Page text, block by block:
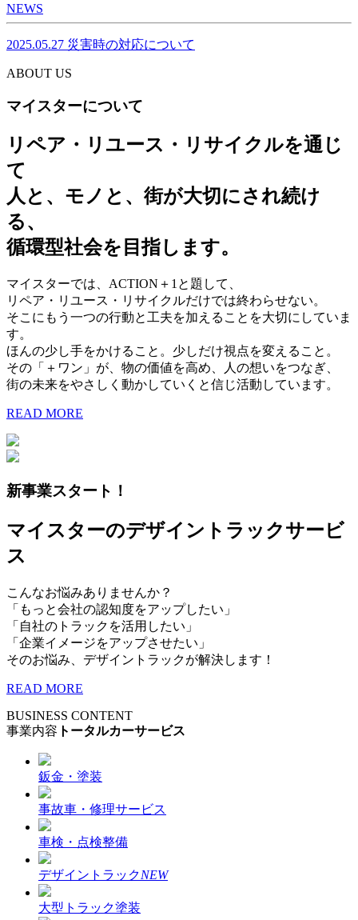
NEWS
2025.05.27 災害時の対応について
ABOUT US
マイスターについて
リペア・リユース・リサイクルを通じ
て
人と、モノと、街が大切にされ続け
る、
循環型社会を目指します。
マイスターでは、ACTION＋1と題して、
リペア・リユース・リサイクルだけでは終わらせない。
そこにもう一つの行動と工夫を加えることを大切にしていま
す。
ほんの少し手をかけること。少しだけ視点を変えること。
その「＋ワン」が、物の価値を高め、人の想いをつなぎ、
街の未来をやさしく動かしていくと信じ活動しています。
READ MORE
新事業スタート！
マイスターのデザイントラックサービ
ス
こんなお悩みありませんか？
「もっと会社の認知度をアップしたい」
「自社のトラックを活用したい」
「企業イメージをアップさせたい」
そのお悩み、デザイントラックが解決します！
READ MORE
BUSINESS CONTENT
事業内容 トータルカーサービス
鈑金・塗装
事故車・修理サービス
車検・点検整備
デザイントラックNEW
大型トラック塗装